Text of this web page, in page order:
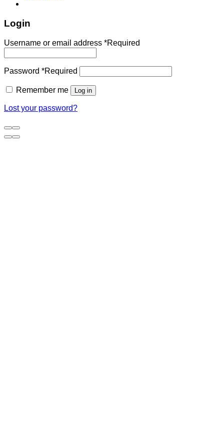
Login
Username or email address *Required
Password *Required
Remember me Log in
Lost your password?